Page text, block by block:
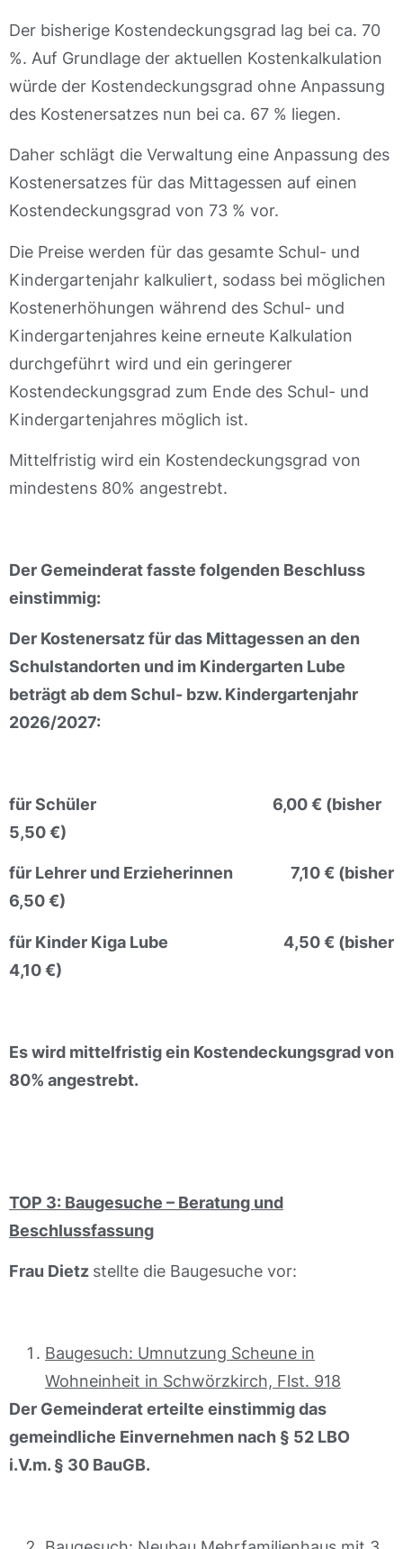
Der bisherige Kostendeckungsgrad lag bei ca. 70
%. Auf Grundlage der aktuellen Kostenkalkulation
würde der Kostendeckungsgrad ohne Anpassung
des Kostenersatzes nun bei ca. 67 % liegen.
Daher schlägt die Verwaltung eine Anpassung des
Kostenersatzes für das Mittagessen auf einen
Kostendeckungsgrad von 73 % vor.
Die Preise werden für das gesamte Schul- und
Kindergartenjahr kalkuliert, sodass bei möglichen
Kostenerhöhungen während des Schul- und
Kindergartenjahres keine erneute Kalkulation
durchgeführt wird und ein geringerer
Kostendeckungsgrad zum Ende des Schul- und
Kindergartenjahres möglich ist.
Mittelfristig wird ein Kostendeckungsgrad von
mindestens 80% angestrebt.
Der Gemeinderat fasste folgenden Beschluss
einstimmig:
Der Kostenersatz für das Mittagessen an den
Schulstandorten und im Kindergarten Lube
beträgt ab dem Schul- bzw. Kindergartenjahr
2026/2027:
für Schüler 6,00 € (bisher
5,50 €)
für Lehrer und Erzieherinnen 7,10 € (bisher
6,50 €)
für Kinder Kiga Lube 4,50 € (bisher
4,10 €)
Es wird mittelfristig ein Kostendeckungsgrad von
80% angestrebt.
TOP 3: Baugesuche – Beratung und
Beschlussfassung
Frau Dietz stellte die Baugesuche vor:
Baugesuch: Umnutzung Scheune in
Wohneinheit in Schwörzkirch, Flst. 918
Der Gemeinderat erteilte einstimmig das
gemeindliche Einvernehmen nach § 52 LBO
i.V.m. § 30 BauGB.